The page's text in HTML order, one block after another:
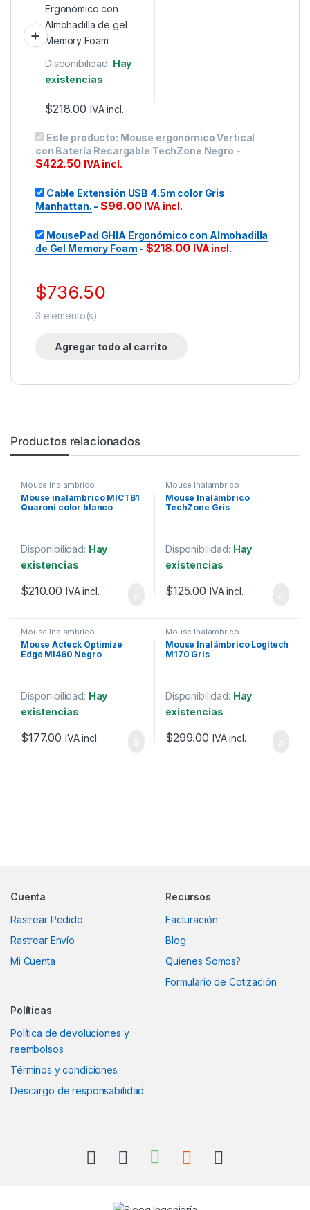
Disponibilidad: Hay
existencias
$218.00 IVA incl.
Este producto: Mouse ergonómico Vertical
con Batería Recargable TechZone Negro -
$422.50 IVA incl.
Cable Extensión USB 4.5m color Gris
Manhattan. -$96.00 IVA incl.
MousePad GHIA Ergonómico con Almohadilla
de Gel Memory Foam -$218.00 IVA incl.
$736.50
3 elemento(s)
Agregar todo al carrito
Productos relacionados
Mouse Inalambrico
Mouse inalámbrico MICTB1
Quaroni color blanco
Disponibilidad: Hay
existencias
$210.00 IVA incl.
Mouse Inalambrico
Mouse Inalámbrico
TechZone Gris
Disponibilidad: Hay
existencias
$125.00 IVA incl.
Mouse Inalambrico
Mouse Acteck Optimize
Edge MI460 Negro
Disponibilidad: Hay
existencias
$177.00 IVA incl.
Mouse Inalambrico
Mouse Inalámbrico Logitech
M170 Gris
Disponibilidad: Hay
existencias
$299.00 IVA incl.
Cuenta
Rastrear Pedido
Rastrear Envío
Mi Cuenta
Recursos
Facturación
Blog
Quienes Somos?
Formulario de Cotización
Políticas
Política de devoluciones y
reembolsos
Términos y condiciones
Descargo de responsabilidad